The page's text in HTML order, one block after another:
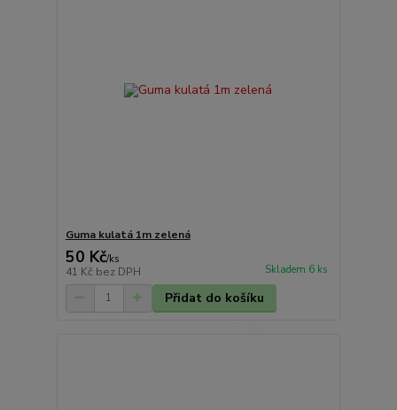
Guma kulatá 1m zelená
50 Kč/ks
41 Kč bez DPH Skladem 6 ks
Přidat do košíku